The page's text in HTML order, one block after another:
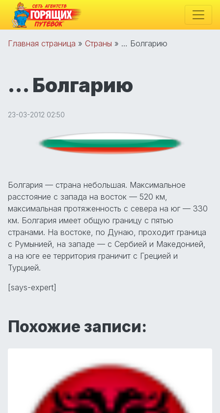
Главная страница » Страны » … Болгарию
… Болгарию
23-03-2012 02:50
Болгария — страна небольшая. Максимальное
расстояние с запада на восток — 520 км,
максимальная протяженность с севера на юг — 330
км. Болгария имеет общую границу с пятью
странами. На востоке, по Дунаю, проходит граница
с Румынией, на западе — с Сербией и Македонией,
а на юге ее территория граничит с Грецией и
Турцией.
[says-expert]
Похожие записи: